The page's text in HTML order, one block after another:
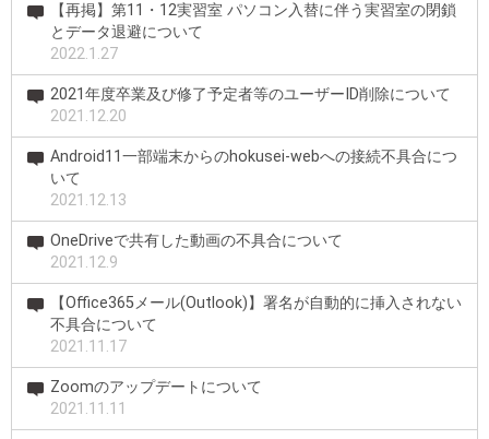
【再掲】第11・12実習室 パソコン入替に伴う実習室の閉鎖
とデータ退避について
2022.1.27
2021年度卒業及び修了予定者等のユーザーID削除について
2021.12.20
Android11一部端末からのhokusei-webへの接続不具合につ
いて
2021.12.13
OneDriveで共有した動画の不具合について
2021.12.9
【Office365メール(Outlook)】署名が自動的に挿入されない
不具合について
2021.11.17
Zoomのアップデートについて
2021.11.11